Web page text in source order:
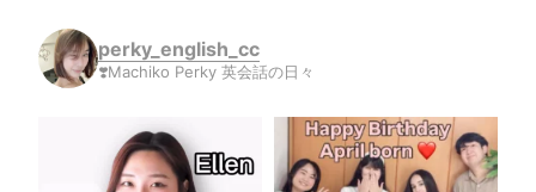
perky_english_cc
❣️Machiko Perky 英会話の日々